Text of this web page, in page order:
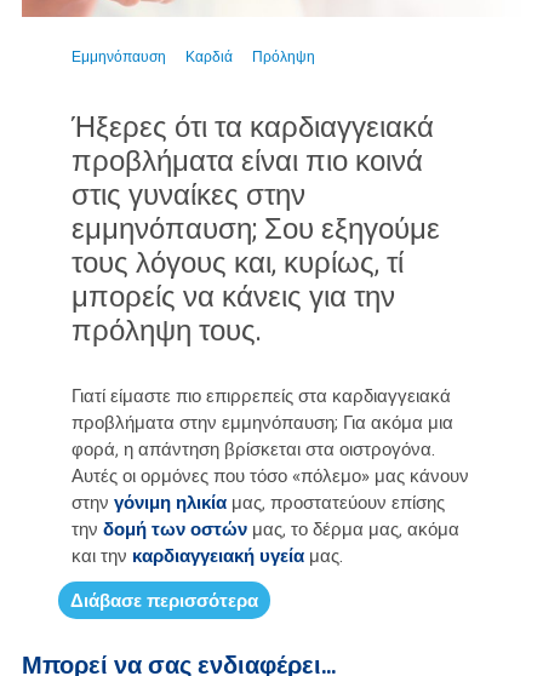
Εμμηνόπαυση Καρδιά Πρόληψη
Ήξερες ότι τα καρδιαγγειακά
προβλήματα είναι πιο κοινά
στις γυναίκες στην
εμμηνόπαυση; Σου εξηγούμε
τους λόγους και, κυρίως, τί
μπορείς να κάνεις για την
πρόληψη τους.
Γιατί είμαστε πιο επιρρεπείς στα καρδιαγγειακά
προβλήματα στην εμμηνόπαυση; Για ακόμα μια
φορά, η απάντηση βρίσκεται στα οιστρογόνα.
Αυτές οι ορμόνες που τόσο «πόλεμο» μας κάνουν
στηνγόνιμη ηλικία μας, προστατεύουν επίσης
τηνδομή των οστών μας, το δέρμα μας, ακόμα
και την καρδιαγγειακή υγεία μας.
Διάβασε περισσότερα
Μπορεί να σας ενδιαφέρει...